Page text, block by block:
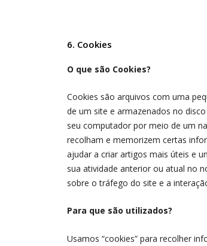
6. Cookies
O que são Cookies?
Cookies são arquivos com uma
de um site e armazenados no
seu computador por meio de um
recolham e memorizem certas
ajudar a criar artigos mais úteis e
sua atividade anterior ou atual no
sobre o tráfego do site e a
Para que são utilizados?
Usamos “cookies” para recolher